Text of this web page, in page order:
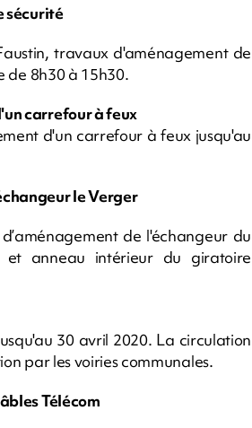
sécurité
travaux d'aménagement de
de 8h30 à 15h30.
carrefour à feux
d'un carrefour à feux jusqu'au
le Verger
de l'échangeur du
et anneau intérieur du giratoire
30 avril 2020. La circulation
par les voiries communales.
Télécom